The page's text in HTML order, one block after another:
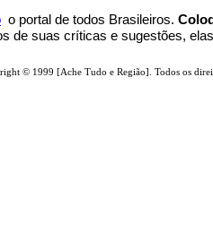
o portal de todos Brasileiros.
de suas críticas e sugestões,
© 1999 [Ache Tudo e Região]. Todos os